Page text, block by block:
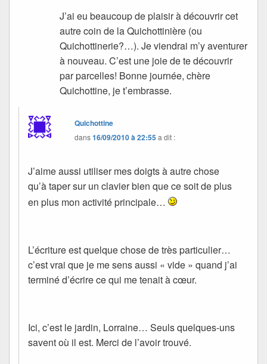
J’ai eu beaucoup de plaisir à découvrir cet
autre coin de la Quichottinière (ou
Quichottinerie?…). Je viendrai m’y aventurer
à nouveau. C’est une joie de te découvrir
par parcelles! Bonne journée, chère
Quichottine, je t’embrasse.
Quichottine
dans16/09/2010 à 22:55a dit :
J’aime aussi utiliser mes doigts à autre chose
qu’à taper sur un clavier bien que ce soit de plus
en plus mon activité principale…
L’écriture est quelque chose de très particulier…
c’est vrai que je me sens aussi « vide » quand j’ai
terminé d’écrire ce qui me tenait à cœur.
Ici, c’est le jardin, Lorraine… Seuls quelques-uns
savent où il est. Merci de l’avoir trouvé.